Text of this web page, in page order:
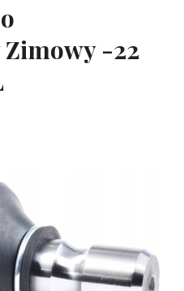
-22